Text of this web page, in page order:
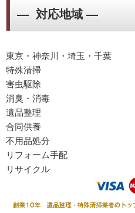
― 対応地域 ―
東京・神奈川・埼玉・千葉
特殊清掃
害虫駆除
消臭・消毒
遺品整理
合同供養
不用品処分
リフォーム手配
リサイクル